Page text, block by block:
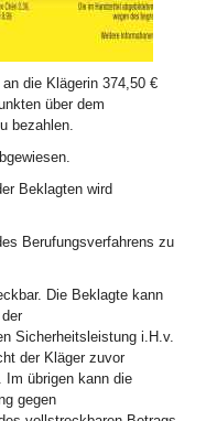
die Klägerin 374,50 €
über dem
bezahlen.
Beklagten wird
Berufungsverfahrens zu
Die Beklagte kann
Sicherheitsleistung i.H.v.
der Kläger zuvor
Im übrigen kann die
gegen